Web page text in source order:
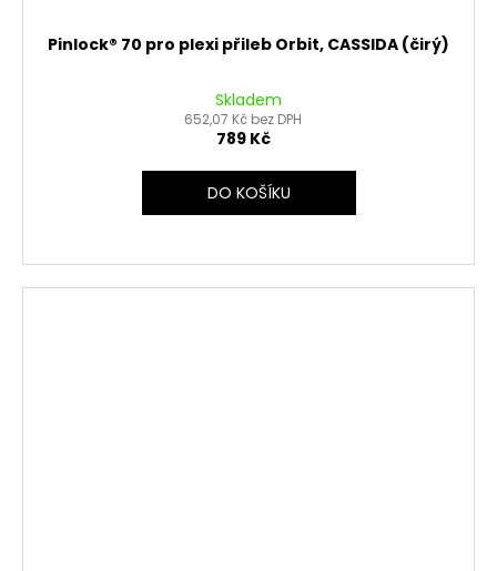
Pinlock® 70 pro plexi přileb Orbit, CASSIDA (čirý)
Skladem
652,07 Kč bez DPH
789 Kč
DO KOŠÍKU